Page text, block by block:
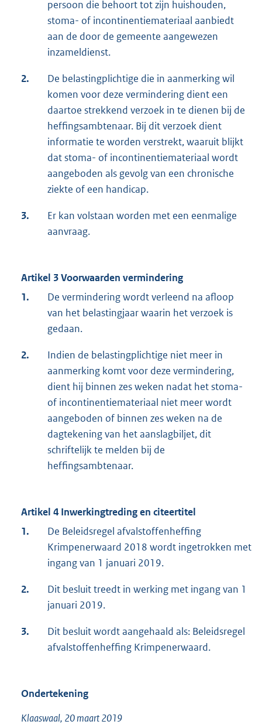
persoon die behoort tot zijn huishouden,
stoma- of incontinentiemateriaal aanbiedt
aan de door de gemeente aangewezen
inzameldienst.
2.
De belastingplichtige die in aanmerking wil
komen voor deze vermindering dient een
daartoe strekkend verzoek in te dienen bij de
heffingsambtenaar. Bij dit verzoek dient
informatie te worden verstrekt, waaruit blijkt
dat stoma- of incontinentiemateriaal wordt
aangeboden als gevolg van een chronische
ziekte of een handicap.
3.
Er kan volstaan worden met een eenmalige
aanvraag.
Artikel 3 Voorwaarden vermindering
1.
De vermindering wordt verleend na afloop
van het belastingjaar waarin het verzoek is
gedaan.
2.
Indien de belastingplichtige niet meer in
aanmerking komt voor deze vermindering,
dient hij binnen zes weken nadat het stoma-
of incontinentiemateriaal niet meer wordt
aangeboden of binnen zes weken na de
dagtekening van het aanslagbiljet, dit
schriftelijk te melden bij de
heffingsambtenaar.
Artikel 4 Inwerkingtreding en citeertitel
1.
De Beleidsregel afvalstoffenheffing
Krimpenerwaard 2018 wordt ingetrokken met
ingang van 1 januari 2019.
2.
Dit besluit treedt in werking met ingang van 1
januari 2019.
3.
Dit besluit wordt aangehaald als: Beleidsregel
afvalstoffenheffing Krimpenerwaard.
Ondertekening
Klaaswaal, 20 maart 2019